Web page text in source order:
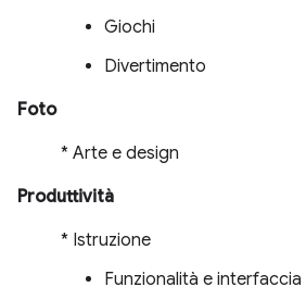
Giochi
Divertimento
Foto
* Arte e design
Produttività
* Istruzione
Funzionalità e